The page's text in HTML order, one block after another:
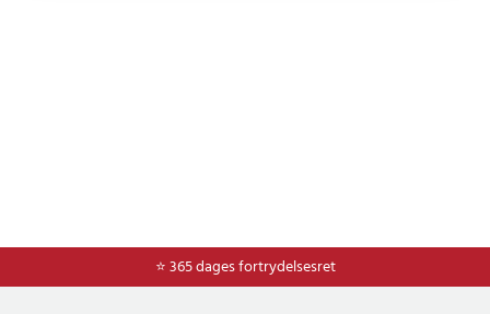
⭐ 365 dages fortrydelsesret